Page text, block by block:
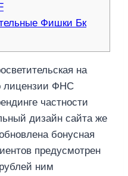
Фишки Бк
на
лицензии ФНС
частности
дизайн сайта же
бонусная
предусмотрен
ним